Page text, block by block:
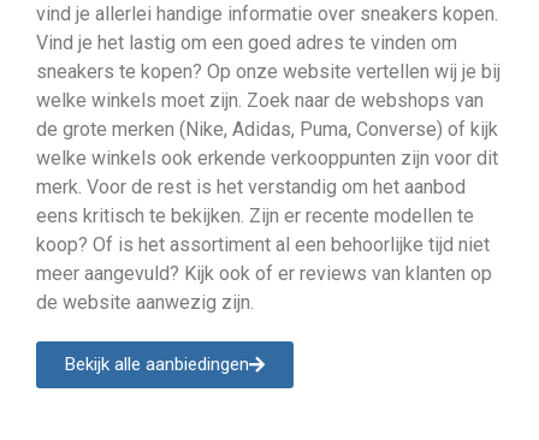
vind je allerlei handige informatie over sneakers kopen.
Vind je het lastig om een goed adres te vinden om
sneakers te kopen? Op onze website vertellen wij je bij
welke winkels moet zijn. Zoek naar de webshops van
de grote merken (Nike, Adidas, Puma, Converse) of kijk
welke winkels ook erkende verkooppunten zijn voor dit
merk. Voor de rest is het verstandig om het aanbod
eens kritisch te bekijken. Zijn er recente modellen te
koop? Of is het assortiment al een behoorlijke tijd niet
meer aangevuld? Kijk ook of er reviews van klanten op
de website aanwezig zijn.
Bekijk alle aanbiedingen